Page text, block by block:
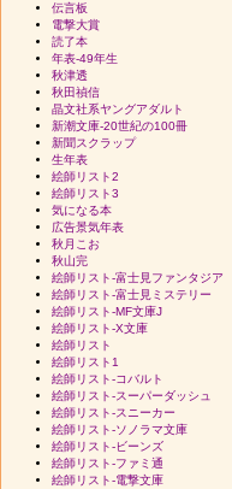
伝言板
電撃大賞
読了本
年表-49年生
秋津透
秋田禎信
晶文社系ヤングアダルト
新潮文庫-20世紀の100冊
新聞スクラップ
生年表
絵師リスト2
絵師リスト3
気になる本
広告景気年表
秋月こお
秋山完
絵師リスト-富士見ファンタジア
絵師リスト-富士見ミステリー
絵師リスト-MF文庫J
絵師リスト-X文庫
絵師リスト
絵師リスト1
絵師リスト-コバルト
絵師リスト-スーパーダッシュ
絵師リスト-スニーカー
絵師リスト-ソノラマ文庫
絵師リスト-ビーンズ
絵師リスト-ファミ通
絵師リスト-電撃文庫